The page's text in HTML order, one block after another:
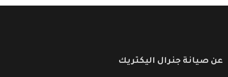
عن صيانة جنرال اليكتريك